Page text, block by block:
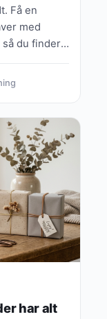
Få en
med
du finder
har alt